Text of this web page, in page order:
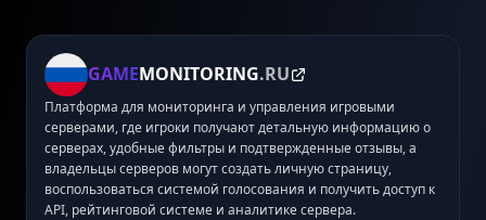
GAMEMONITORING.RU
Платформа для мониторинга и управления игровыми
серверами, где игроки получают детальную информацию о
серверах, удобные фильтры и подтвержденные отзывы, а
владельцы серверов могут создать личную страницу,
воспользоваться системой голосования и получить доступ к
API, рейтинговой системе и аналитике сервера.